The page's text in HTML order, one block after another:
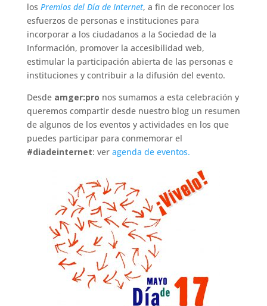
los Premios del Día de Internet, a fin de reconocer los
esfuerzos de personas e instituciones para
incorporar a los ciudadanos a la Sociedad de la
Información, promover la accesibilidad web,
estimular la participación abierta de las personas e
instituciones y contribuir a la difusión del evento.
Desde amger:pro nos sumamos a esta celebración y
queremos compartir desde nuestro blog un resumen
de algunos de los eventos y actividades en los que
puedes participar para conmemorar el
#diadeinternet: ver agenda de eventos.